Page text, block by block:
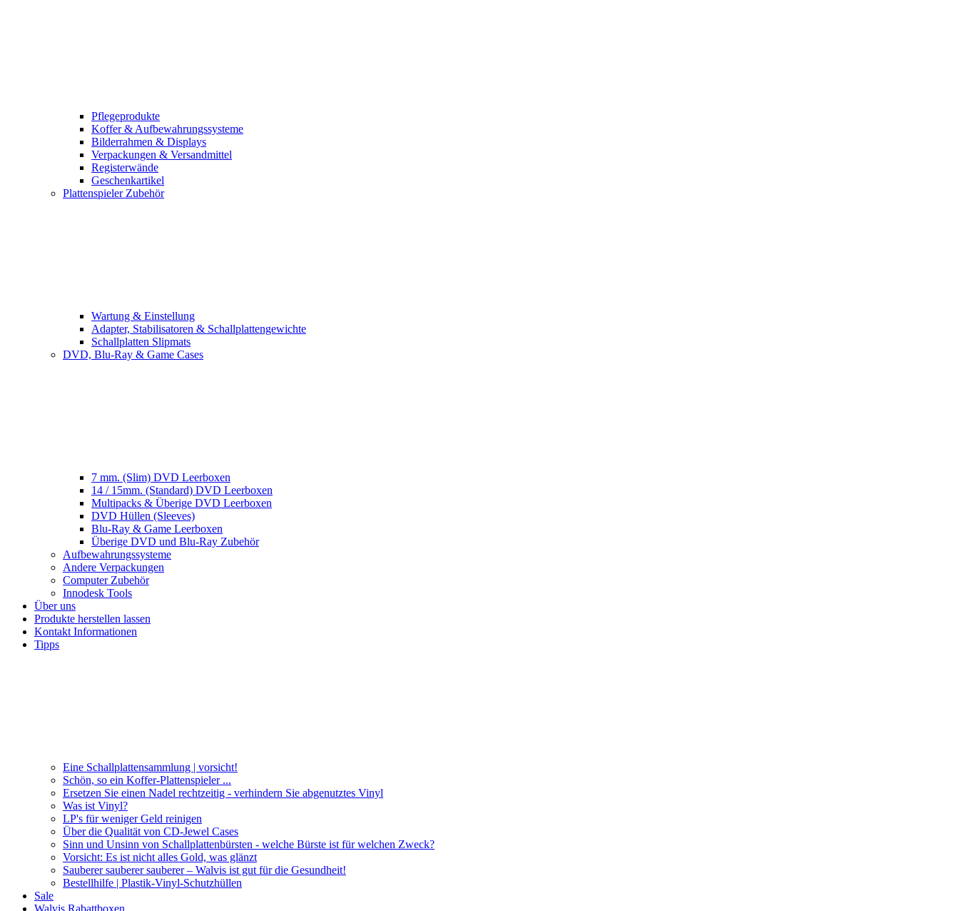
Pflegeprodukte
Koffer & Aufbewahrungssysteme
Bilderrahmen & Displays
Verpackungen & Versandmittel
Registerwände
Geschenkartikel
Plattenspieler Zubehör
Wartung & Einstellung
Adapter, Stabilisatoren & Schallplattengewichte
Schallplatten Slipmats
DVD, Blu-Ray & Game Cases
7 mm. (Slim) DVD Leerboxen
14 / 15mm. (Standard) DVD Leerboxen
Multipacks & Überige DVD Leerboxen
DVD Hüllen (Sleeves)
Blu-Ray & Game Leerboxen
Überige DVD und Blu-Ray Zubehör
Aufbewahrungssysteme
Andere Verpackungen
Computer Zubehör
Innodesk Tools
Über uns
Produkte herstellen lassen
Kontakt Informationen
Tipps
Eine Schallplattensammlung | vorsicht!
Schön, so ein Koffer-Plattenspieler ...
Ersetzen Sie einen Nadel rechtzeitig - verhindern Sie abgenutztes Vinyl
Was ist Vinyl?
LP's für weniger Geld reinigen
Über die Qualität von CD-Jewel Cases
Sinn und Unsinn von Schallplattenbürsten - welche Bürste ist für welchen Zweck?
Vorsicht: Es ist nicht alles Gold, was glänzt
Sauberer sauberer sauberer – Walvis ist gut für die Gesundheit!
Bestellhilfe | Plastik-Vinyl-Schutzhüllen
Sale
Walvis Rabattboxen